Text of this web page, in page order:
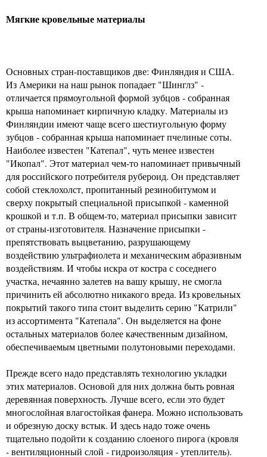
Мягкие кровельные материалы
Основных стран-поставщиков две: Финляндия и США.
Из Америки на наш рынок попадает "Шинглз" -
отличается прямоугольной формой зубцов - собранная
крыша напоминает кирпичную кладку. Материалы из
Финляндии имеют чаще всего шестиугольную форму
зубцов - собранная крыша напоминает пчелиные соты.
Наиболее известен "Катепал", чуть менее известен
"Икопал". Этот материал чем-то напоминает привычный
для российского потребителя рубероид. Он представляет
собой стеклохолст, пропитанный резинобитумом и
сверху покрытый специальной присыпкой - каменной
крошкой и т.п. В общем-то, материал присыпки зависит
от страны-изготовителя. Назначение присыпки -
препятствовать выцветанию, разрушающему
воздействию ультрафиолета и механическим абразивным
воздействиям. И чтобы искра от костра с соседнего
участка, нечаянно залетев на вашу крышу, не смогла
причинить ей абсолютно никакого вреда. Из кровельных
покрытий такого типа стоит выделить серию "Катрили"
из ассортимента "Катепала". Он выделяется на фоне
остальных материалов более качественным дизайном,
обеспечиваемым цветными полутоновыми переходами.
Прежде всего надо представлять технологию укладки
этих материалов. Основой для них должна быть ровная
деревянная поверхность. Лучше всего, если это будет
многослойная влагостойкая фанера. Можно использовать
и обрезную доску встык. И здесь надо тоже очень
тщательно подойти к созданию слоеного пирога (кровля
- вентиляционный слой - гидроизоляция - утеплитель).